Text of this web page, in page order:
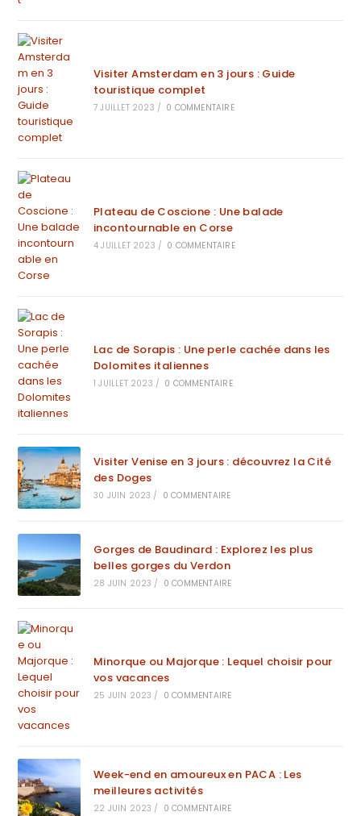
Visiter Amsterdam en 3 jours : Guide
touristique complet
7 JUILLET 2023 / 0 COMMENTAIRE
Plateau de Coscione : Une balade
incontournable en Corse
4 JUILLET 2023 / 0 COMMENTAIRE
Lac de Sorapis : Une perle cachée dans les
Dolomites italiennes
1 JUILLET 2023 / 0 COMMENTAIRE
Visiter Venise en 3 jours : découvrez la Cité
des Doges
30 JUIN 2023 / 0 COMMENTAIRE
Gorges de Baudinard : Explorez les plus
belles gorges du Verdon
28 JUIN 2023 / 0 COMMENTAIRE
Minorque ou Majorque : Lequel choisir pour
vos vacances
25 JUIN 2023 / 0 COMMENTAIRE
Week-end en amoureux en PACA : Les
meilleures activités
22 JUIN 2023 / 0 COMMENTAIRE